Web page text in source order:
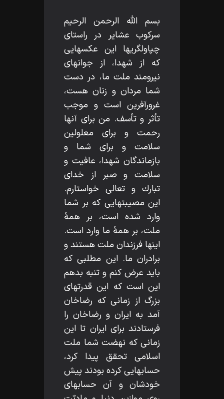
بسم اللّه‌ الرحمن الرحيم
سركوب عشاير در راستاى
چپاولگريها اين عكسهايى
كه از شهدا، از جوانهاى
نيرومند ملت ما، در دست
شما مردان و زنان هست،
غرورآفرين است و موجب
تأثر و تأسف. من براى آنها
رحمت و براى معلولين
سلامت و براى شما و
بازماندگان شهدا، عافيت و
سلامت و صبر از خداى
تبارك و تعالى خواستارم.
اين مصيبتهايى كه بر شما
وارد شده است، بر همۀ
ملت، بر همۀ ما وارد است.
اينها فرزندان ملت هستند و
برادران ما. اين مطلبى كه
بايد عرض كنم و تنبه بدهم
اين است كه اين قدرتهاى
بزرگ از زمانى كه رضاخان
آمد به ايران و رضاخان را
فرستادند براى ايران تا اين
زمانى كه نهضت شما ملت
اسلامى تحقق پيدا كرد،
حسابهايى كرده بودند پيش
خودشان و آن حسابهاى